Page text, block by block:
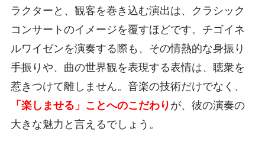
ラクターと、観客を巻き込む演出は、クラシック
コンサートのイメージを覆すほどです。チゴイネ
ルワイゼンを演奏する際も、その情熱的な身振り
手振りや、曲の世界観を表現する表情は、聴衆を
惹きつけて離しません。音楽の技術だけでなく、
「楽しませる」ことへのこだわり が、彼の演奏の
大きな魅力と言えるでしょう。